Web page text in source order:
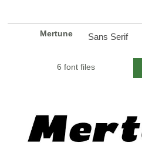
Mertune Sans Serif
6 font files